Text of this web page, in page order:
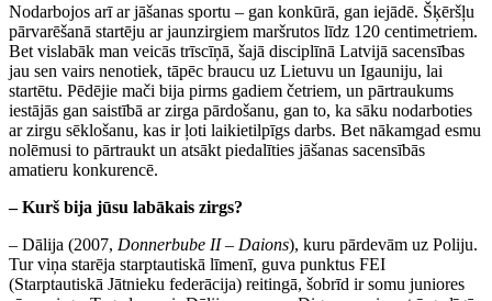
Nodarbojos arī ar jāšanas sportu – gan konkūrā, gan iejādē. Šķēršļu
pārvarēšanā startēju ar jaunzirgiem maršrutos līdz 120 centimetriem.
Bet vislabāk man veicās trīscīņā, šajā disciplīnā Latvijā sacensības
jau sen vairs nenotiek, tāpēc braucu uz Lietuvu un Igauniju, lai
startētu. Pēdējie mači bija pirms gadiem četriem, un pārtraukums
iestājās gan saistībā ar zirga pārdošanu, gan to, ka sāku nodarboties
ar zirgu sēklošanu, kas ir ļoti laikietilpīgs darbs. Bet nākamgad esmu
nolēmusi to pārtraukt un atsākt piedalīties jāšanas sacensībās
amatieru konkurencē.
– Kurš bija jūsu labākais zirgs?
– Dālija (2007, Donnerbube II – Daions), kuru pārdevām uz Poliju.
Tur viņa starēja starptautiskā līmenī, guva punktus FEI
(Starptautiskā Jātnieku federācija) reitingā, šobrīd ir somu juniores